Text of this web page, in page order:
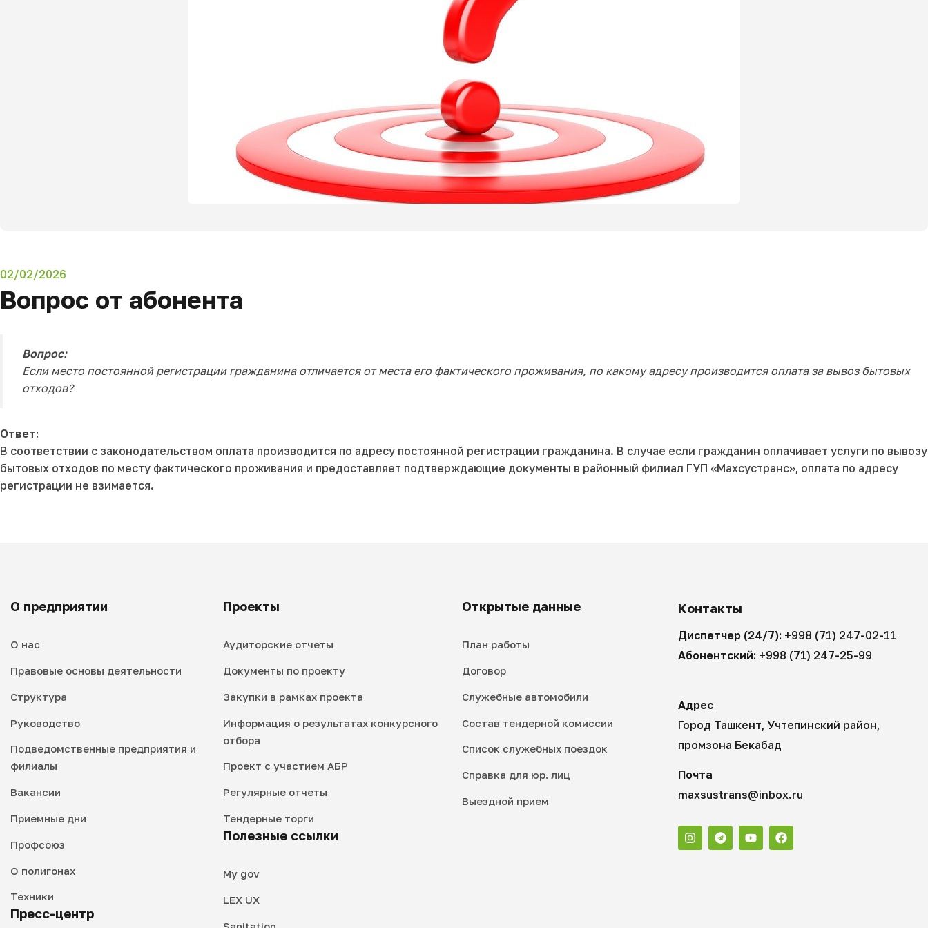
02/02/2026
Вопрос от абонента
Вопрос:
Если место постоянной регистрации гражданина отличается от места его фактического проживания, по какому адресу производится оплата за вывоз бытовых
отходов?
Ответ:
В соответствии с законодательством оплата производится по адресу постоянной регистрации гражданина. В случае если гражданин оплачивает услуги по вывозу
бытовых отходов по месту фактического проживания и предоставляет подтверждающие документы в районный филиал ГУП «Махсустранс», оплата по адресу
регистрации не взимается.
О предприятии
О нас
Правовые основы деятельности
Структура
Руководство
Подведомственные предприятия и
филиалы
Вакансии
Приемные дни
Профсоюз
О полигонах
Техники
Пресс-центр
Проекты
Аудиторские отчеты
Документы по проекту
Закупки в рамках проекта
Информация о результатах конкурсного
отбора
Проект с участием АБР
Регулярные отчеты
Тендерные торги
Полезные ссылки
My gov
LEX UX
Открытые данные
План работы
Договор
Служебные автомобили
Состав тендерной комиссии
Список служебных поездок
Справка для юр. лиц
Выездной прием
Контакты
Диспетчер (24/7): +998 (71) 247-02-11
Абонентский: +998 (71) 247-25-99
Адрес
Город Ташкент, Учтепинский район,
промзона Бекабад
Почта
maxsustrans@inbox.ru